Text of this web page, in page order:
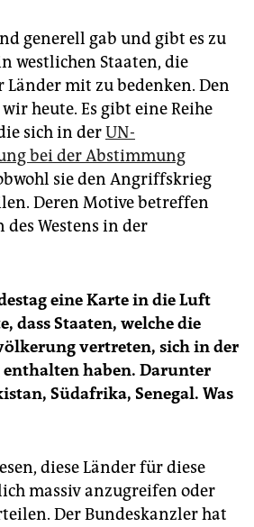
generell gab und gibt es zu
westlichen Staaten, die
Länder mit zu bedenken. Den
heute. Es gibt eine Reihe
sich in derUN-
bei der Abstimmung
sie den Angriffskrieg
Deren Motive betreffen
des Westens in der
eine Karte in die Luft
dass Staaten, welche die
vertreten, sich in der
haben. Darunter
Südafrika, Senegal. Was
diese Länder für diese
massiv anzugreifen oder
Der Bundeskanzler hat